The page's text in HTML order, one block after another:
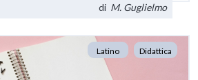
di M. Guglielmo
Latino Didattica